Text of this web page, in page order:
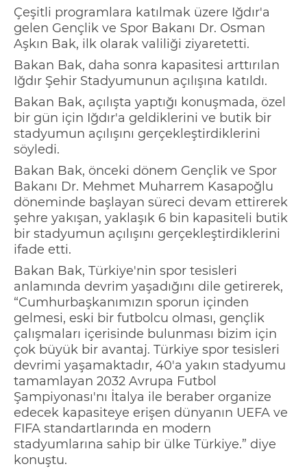
Çeşitli programlara katılmak üzere Iğdır'a
gelen Gençlik ve Spor Bakanı Dr. Osman
Aşkın Bak, ilk olarak valiliği ziyaretetti.
Bakan Bak, daha sonra kapasitesi arttırılan
Iğdır Şehir Stadyumunun açılışına katıldı.
Bakan Bak, açılışta yaptığı konuşmada, özel
bir gün için Iğdır'a geldiklerini ve butik bir
stadyumun açılışını gerçekleştirdiklerini
söyledi.
Bakan Bak, önceki dönem Gençlik ve Spor
Bakanı Dr. Mehmet Muharrem Kasapoğlu
döneminde başlayan süreci devam ettirerek
şehre yakışan, yaklaşık 6 bin kapasiteli butik
bir stadyumun açılışını gerçekleştirdiklerini
ifade etti.
Bakan Bak, Türkiye'nin spor tesisleri
anlamında devrim yaşadığını dile getirerek,
“Cumhurbaşkanımızın sporun içinden
gelmesi, eski bir futbolcu olması, gençlik
çalışmaları içerisinde bulunması bizim için
çok büyük bir avantaj. Türkiye spor tesisleri
devrimi yaşamaktadır, 40'a yakın stadyumu
tamamlayan 2032 Avrupa Futbol
Şampiyonası'nı İtalya ile beraber organize
edecek kapasiteye erişen dünyanın UEFA ve
FIFA standartlarında en modern
stadyumlarına sahip bir ülke Türkiye.” diye
konuştu.